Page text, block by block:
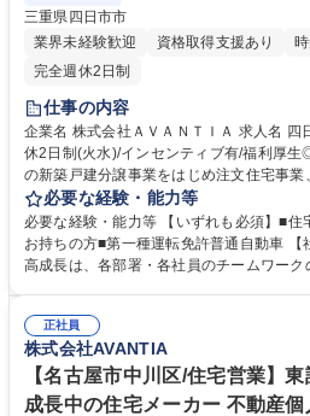
三重県四日市市
業界未経験歓迎
資格取得支援あり
完全週休2日制
仕事の内容
企業名 株式会社ＡＶＡＮＴＩＡ 求人名 四日市【戸建住宅営業職】完全週
休2日制(火水)/インセンティブ有/福利厚生◎ 仕事の内容 当社は主力事
の新築戸建分譲事業をはじめ注文住宅事
業、請負工事事業、マンション分譲事業等
は【分譲住宅の営業】となります。 販売エリアは各店舗の周辺です。M＆
Aも積極的に取り組みグループ会社10社を
です。 ※インセンティブで還元あり 募集職種 四日市【戸建住宅営業職】
必要な経験・能力等
必要な経験・能力等 【いずれも必須】■住
お持ちの方■第一種運転免許普通自動車 【社風・環境】 □今日の好業績、
高成長は、各部署・各社員のチームワー
ットリーダーになり、一人で営業活動でき
もUPします。 学歴・資格 学歴：大学院 大学 高専 短大 専修学校 高校 語
学力： 資格：
正社員
株式会社AVANTIA
【名古屋市中川区/住宅営業】
成長中の住宅メーカー 不動産個